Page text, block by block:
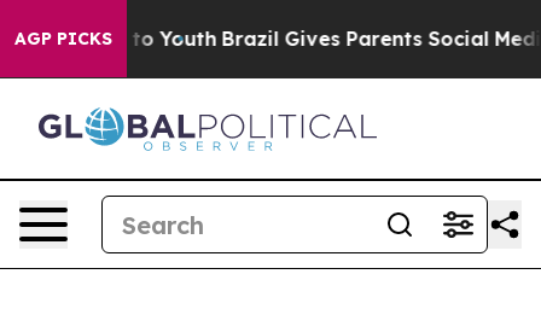
AGP PICKS
to Youth Brazil Gives Parents Social Media